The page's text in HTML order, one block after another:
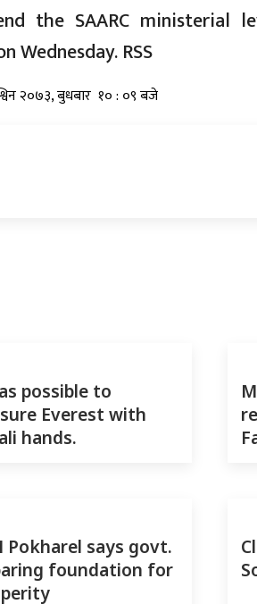
the SAARC ministerial
RSS
२०७३, बुधबार १० : ०९ बजे
possible to
Everest with
hands.
Pokharel says govt.
foundation for